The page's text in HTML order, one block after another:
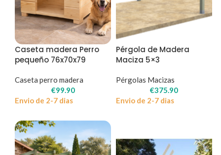
Caseta madera Perro
pequeño 76x70x79
Caseta perro madera
€99.90
Envio de 2-7 dias
Pérgola de Madera
Maciza 5×3
Pérgolas Macizas
€375.90
Envio de 2-7 dias